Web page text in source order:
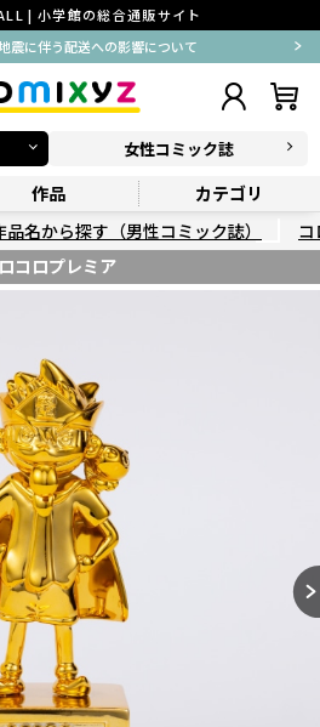
| 小学館の総合通販サイト
震に伴う配送への影響について
女性コミック誌
作品
カテゴリ
品名から探す（男性コミック誌）
コロプレミア